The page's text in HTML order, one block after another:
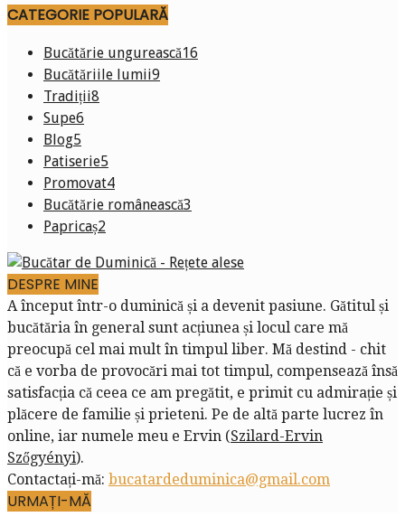
CATEGORIE POPULARĂ
Bucătărie ungurească16
Bucătăriile lumii9
Tradiții8
Supe6
Blog5
Patiserie5
Promovat4
Bucătărie românească3
Papricaș2
DESPRE MINE
A început într-o duminică și a devenit pasiune. Gătitul și
bucătăria în general sunt acțiunea și locul care mă
preocupă cel mai mult în timpul liber. Mă destind - chit
că e vorba de provocări mai tot timpul, compensează însă
satisfacția că ceea ce am pregătit, e primit cu admirație și
plăcere de familie și prieteni. Pe de altă parte lucrez în
online, iar numele meu e Ervin (Szilard-Ervin
Szőgyényi).
Contactați-mă: bucatardeduminica@gmail.com
URMAȚI-MĂ